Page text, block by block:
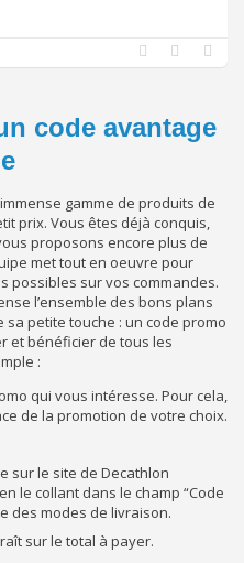
code avantage
gamme de produits de
prix. Vous êtes déjà conquis,
proposons encore plus de
met tout en oeuvre pour
possibles sur vos commandes.
l’ensemble des bons plans
petite touche : un code promo
et bénéficier de tous les
:
qui vous intéresse. Pour cela,
de la promotion de votre choix.
sur le site de Decathlon
le collant dans le champ “Code
des modes de livraison.
sur le total à payer.